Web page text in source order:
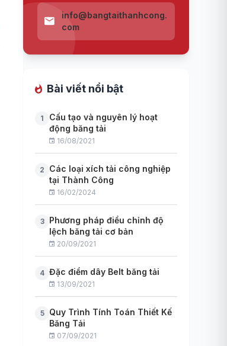
info@bangtaithanhcong.
com
Bài viết nổi bật
1
Cấu tạo và nguyên lý hoạt
động băng tải
16/08/2021
2
Các loại xích tải công nghiệp
tại Thành Công
16/02/2024
3
Phương pháp điều chỉnh độ
lệch băng tải cơ bản
20/09/2021
4 Đặc điểm dây Belt băng tải
13/09/2021
5
Quy Trình Tính Toán Thiết Kế
Băng Tải
07/09/2021